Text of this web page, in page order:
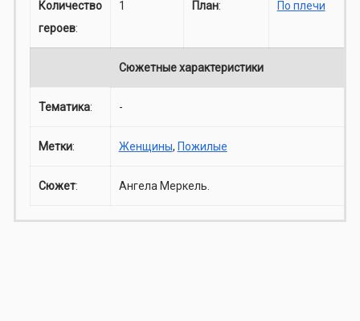
Количество
героев:
1 План: По плечи
Сюжетные характеристики
Тематика: -
Метки: Женщины, Пожилые
Сюжет: Ангела Меркель.